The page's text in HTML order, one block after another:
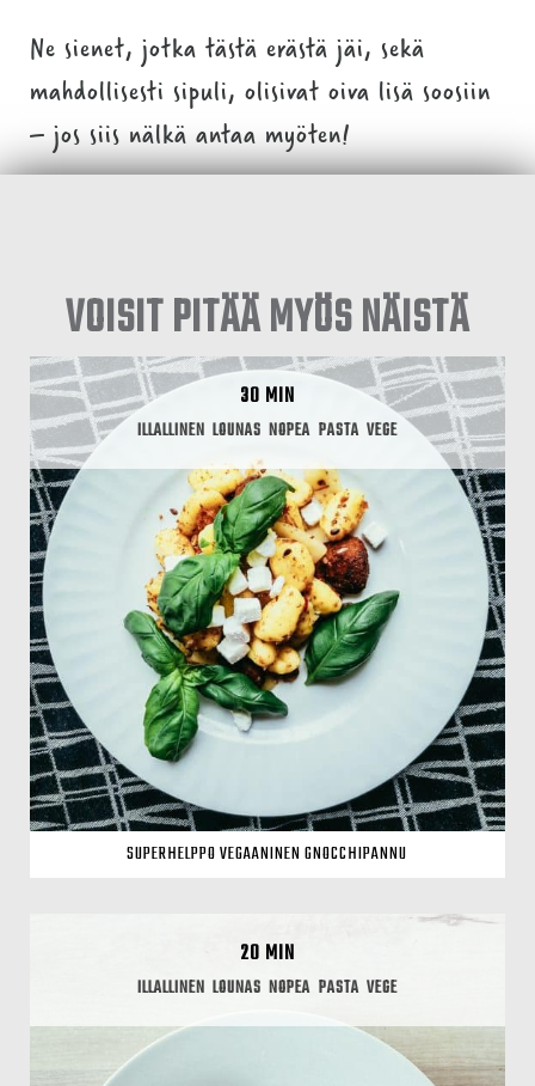
Ne sienet, jotka tästä erästä jäi, sekä
mahdollisesti sipuli, olisivat oiva lisä soosiin
– jos siis nälkä antaa myöten!
VOISIT PITÄÄ MYÖS NÄISTÄ
30 MIN
ILLALLINEN LOUNAS NOPEA PASTA VEGE
SUPERHELPPO VEGAANINEN GNOCCHIPANNU
20 MIN
ILLALLINEN LOUNAS NOPEA PASTA VEGE